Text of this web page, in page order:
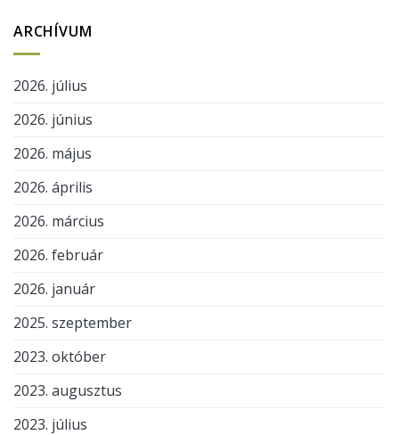
ARCHÍVUM
2026. július
2026. június
2026. május
2026. április
2026. március
2026. február
2026. január
2025. szeptember
2023. október
2023. augusztus
2023. július